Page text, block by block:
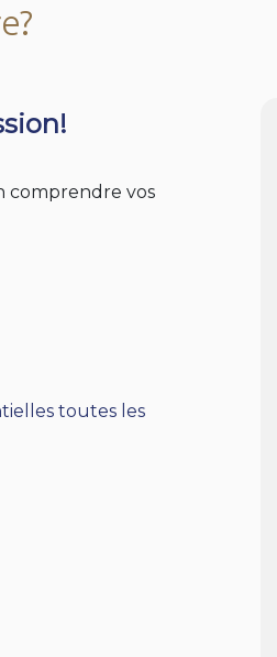
comprendre vos
toutes les